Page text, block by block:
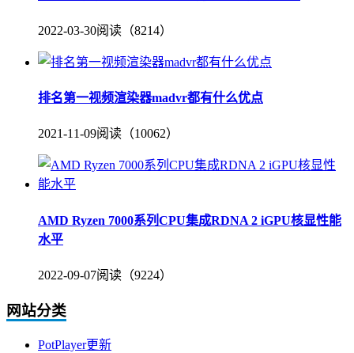
2022-03-30阅读（8214）
排名第一视频渲染器madvr都有什么优点
2021-11-09阅读（10062）
AMD Ryzen 7000系列CPU集成RDNA 2 iGPU核显性能
水平
2022-09-07阅读（9224）
网站分类
PotPlayer更新